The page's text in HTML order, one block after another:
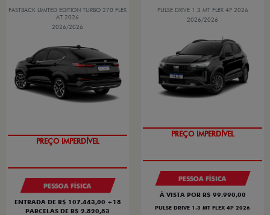
FASTBACK LIMITED EDITION TURBO 270 FLEX
AT 2026
2026/2026
PREÇO IMPERDÍVEL
PESSOA FÍSICA
ENTRADA DE R$ 107.443,00 +18
PARCELAS DE R$ 2.820,83
PULSE DRIVE 1.3 MT FLEX 4P 2026
2026/2026
PREÇO IMPERDÍVEL
PESSOA FÍSICA
À VISTA POR R$ 99.990,00
PULSE DRIVE 1.3 MT FLEX 4P 2026